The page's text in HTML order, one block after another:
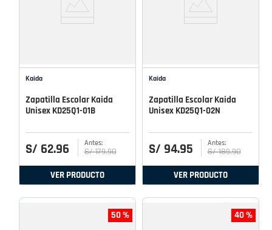
Kaida
Zapatilla Escolar Kaida
Unisex KD25Q1-01B
S/ 62.96 S/ 179.90
VER PRODUCTO
Kaida
Zapatilla Escolar Kaida
Unisex KD25Q1-02N
S/ 94.95 S/ 189.90
VER PRODUCTO
50 % 40 %